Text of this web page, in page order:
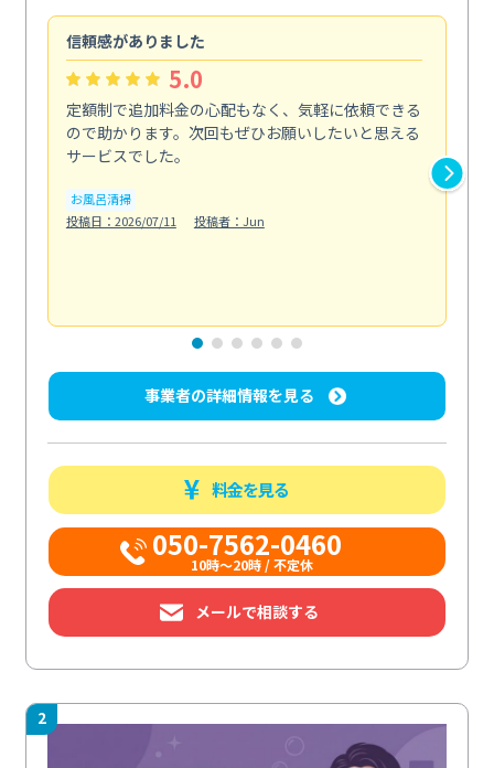
信頼感がありました
5.0
定額制で追加料金の心配もなく、気軽に依頼できる
ので助かります。次回もぜひお願いしたいと思える
サービスでした。
お風呂清掃
投稿日：2026/07/11
投稿者：Jun
事業者の詳細情報を見る
料金を見る
050-7562-0460
10時～20時 / 不定休
メールで相談する
2